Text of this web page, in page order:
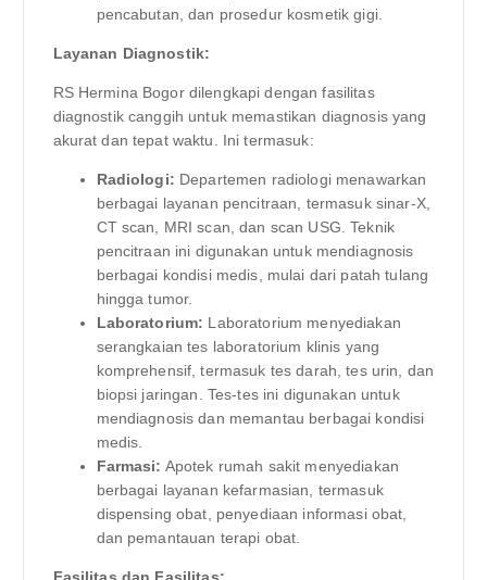
pencabutan, dan prosedur kosmetik gigi.
Layanan Diagnostik:
RS Hermina Bogor dilengkapi dengan fasilitas
diagnostik canggih untuk memastikan diagnosis yang
akurat dan tepat waktu. Ini termasuk:
Radiologi: Departemen radiologi menawarkan
berbagai layanan pencitraan, termasuk sinar-X,
CT scan, MRI scan, dan scan USG. Teknik
pencitraan ini digunakan untuk mendiagnosis
berbagai kondisi medis, mulai dari patah tulang
hingga tumor.
Laboratorium: Laboratorium menyediakan
serangkaian tes laboratorium klinis yang
komprehensif, termasuk tes darah, tes urin, dan
biopsi jaringan. Tes-tes ini digunakan untuk
mendiagnosis dan memantau berbagai kondisi
medis.
Farmasi: Apotek rumah sakit menyediakan
berbagai layanan kefarmasian, termasuk
dispensing obat, penyediaan informasi obat,
dan pemantauan terapi obat.